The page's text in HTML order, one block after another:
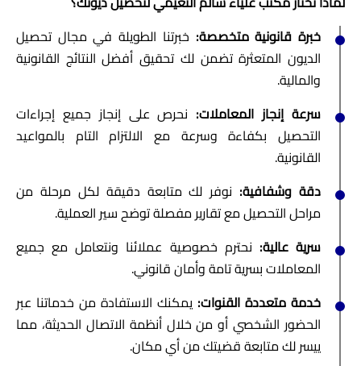
خبرة قانونية متخصصة: خبرتنا الطويلة في مجال تحصيل
الديون المتعثرة تضمن لك تحقيق أفضل النتائج القانونية
والمالية.
سرعة إنجاز المعاملات: نحرص على إنجاز جميع إجراءات
التحصيل بكفاءة وسرعة مع الالتزام التام بالمواعيد
القانونية.
دقة وشفافية: نوفر لك متابعة دقيقة لكل مرحلة من
مراحل التحصيل مع تقارير مفصلة توضح سير العملية.
سرية عالية: نحترم خصوصية عملائنا ونتعامل مع جميع
المعاملات بسرية تامة وأمان قانوني.
خدمة متعددة القنوات: يمكنك الاستفادة من خدماتنا عبر
الحضور الشخصي أو من خلال أنظمة الاتصال الحديثة، مما
ييسر لك متابعة قضيتك من أي مكان.